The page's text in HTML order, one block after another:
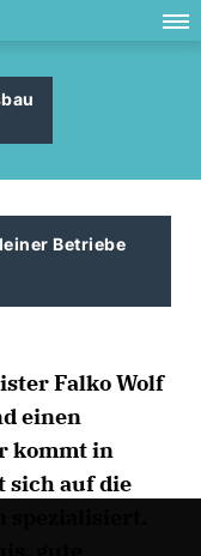
Betriebe
Falko Wolf
einen
kommt in
sich auf die
spezialisiert.